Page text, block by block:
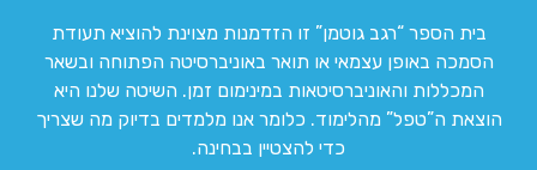
בית הספר “רגב גוטמן” זו הזדמנות מצוינת להוציא תעודת
הסמכה באופן עצמאי או תואר באוניברסיטה הפתוחה ובשאר
המכללות והאוניברסיטאות במינימום זמן. השיטה שלנו היא
הוצאת ה”טפל” מהלימוד. כלומר אנו מלמדים בדיוק מה שצריך
כדי להצטיין בבחינה.